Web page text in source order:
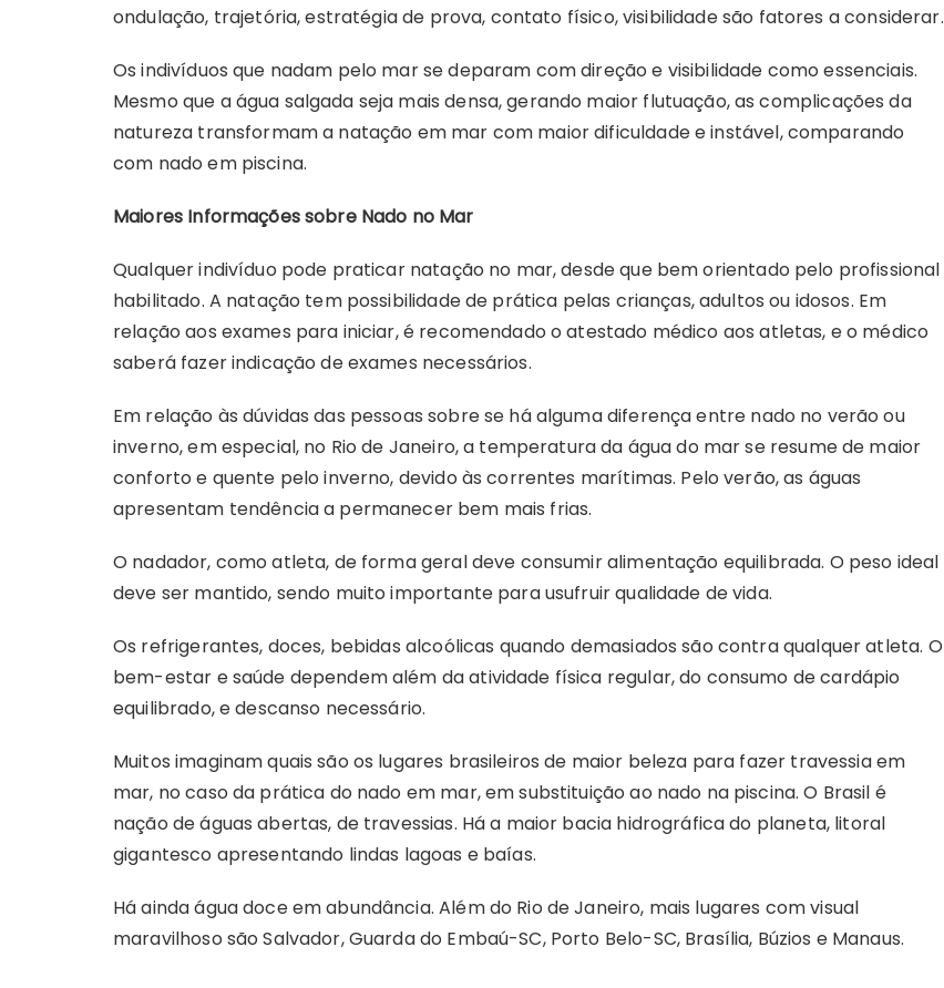
ondulação, trajetória, estratégia de prova, contato físico, visibilidade são fatores a considerar.
Os indivíduos que nadam pelo mar se deparam com direção e visibilidade como essenciais.
Mesmo que a água salgada seja mais densa, gerando maior flutuação, as complicações da
natureza transformam a natação em mar com maior dificuldade e instável, comparando
com nado em piscina.
Maiores Informações sobre Nado no Mar
Qualquer indivíduo pode praticar natação no mar, desde que bem orientado pelo profissional
habilitado. A natação tem possibilidade de prática pelas crianças, adultos ou idosos. Em
relação aos exames para iniciar, é recomendado o atestado médico aos atletas, e o médico
saberá fazer indicação de exames necessários.
Em relação às dúvidas das pessoas sobre se há alguma diferença entre nado no verão ou
inverno, em especial, no Rio de Janeiro, a temperatura da água do mar se resume de maior
conforto e quente pelo inverno, devido às correntes marítimas. Pelo verão, as águas
apresentam tendência a permanecer bem mais frias.
O nadador, como atleta, de forma geral deve consumir alimentação equilibrada. O peso ideal
deve ser mantido, sendo muito importante para usufruir qualidade de vida.
Os refrigerantes, doces, bebidas alcoólicas quando demasiados são contra qualquer atleta. O
bem-estar e saúde dependem além da atividade física regular, do consumo de cardápio
equilibrado, e descanso necessário.
Muitos imaginam quais são os lugares brasileiros de maior beleza para fazer travessia em
mar, no caso da prática do nado em mar, em substituição ao nado na piscina. O Brasil é
nação de águas abertas, de travessias. Há a maior bacia hidrográfica do planeta, litoral
gigantesco apresentando lindas lagoas e baías.
Há ainda água doce em abundância. Além do Rio de Janeiro, mais lugares com visual
maravilhoso são Salvador, Guarda do Embaú-SC, Porto Belo-SC, Brasília, Búzios e Manaus.